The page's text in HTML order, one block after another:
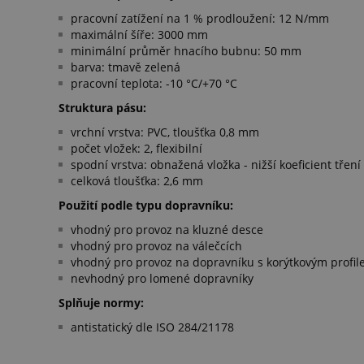
pracovní zatížení na 1 % prodloužení: 12 N/mm
maximální šíře: 3000 mm
minimální průměr hnacího bubnu: 50 mm
barva: tmavě zelená
pracovní teplota: -10 °C/+70 °C
Struktura pásu:
vrchní vrstva: PVC, tloušťka 0,8 mm
počet vložek: 2, flexibilní
spodní vrstva: obnažená vložka - nižší koeficient tření
celková tloušťka: 2,6 mm
Použití podle typu dopravníku:
vhodný pro provoz na kluzné desce
vhodný pro provoz na válečcích
vhodný pro provoz na dopravníku s korýtkovým
nevhodný pro lomené dopravníky
Splňuje normy:
antistatický dle ISO 284/21178